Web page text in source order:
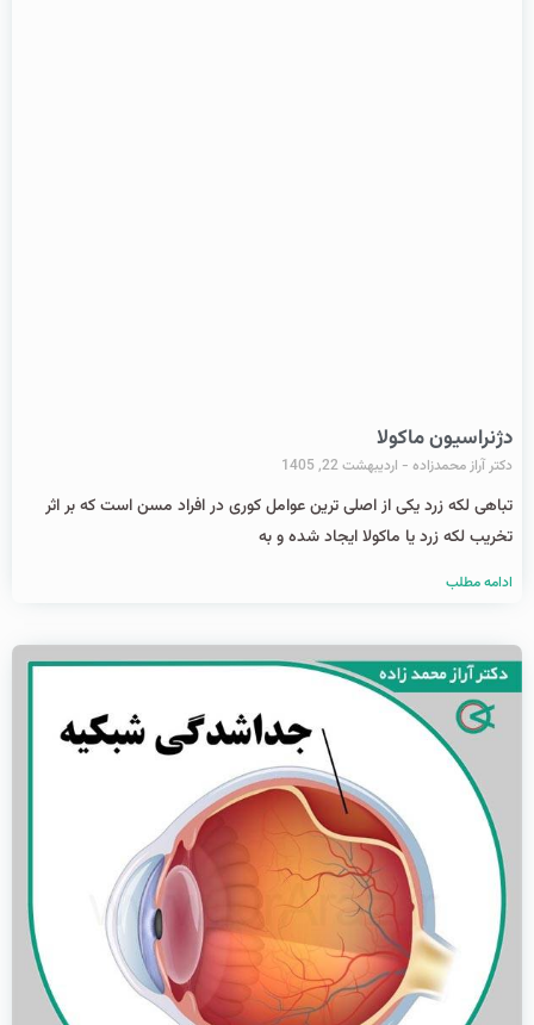
دژنراسیون ماکولا
دکتر آراز محمدزاده اردیبهشت 22, 1405
تباهی لکه زرد یکی از اصلی ترین عوامل کوری در افراد مسن است که بر اثر
تخریب لکه زرد یا ماکولا ایجاد شده و به
ادامه مطلب